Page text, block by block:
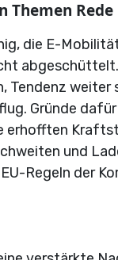
die E-
Tendenz
Gründe
erhofften
und
Regeln der